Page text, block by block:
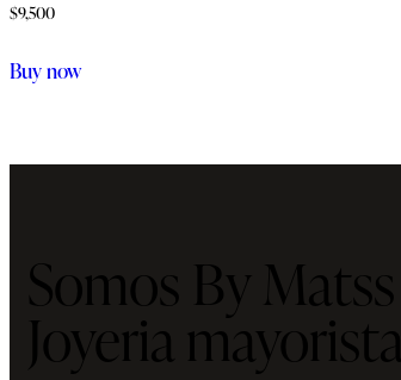
$9,500
Buy now
Somos By Matss
Joyeria mayorista